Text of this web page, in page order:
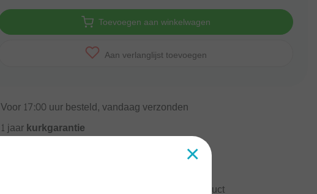
Toevoegen aan winkelwagen
Aan verlanglijst toevoegen
Voor 17:00 uur besteld, vandaag verzonden
1 jaarkurkgarantie
Neem contact op over dit product
×